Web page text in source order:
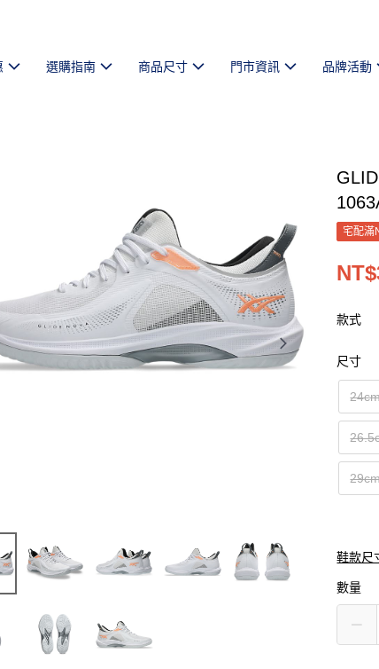
選購指南 商品尺寸 門市資訊 品牌活動
宅配滿
款式
尺寸
鞋款尺
數量